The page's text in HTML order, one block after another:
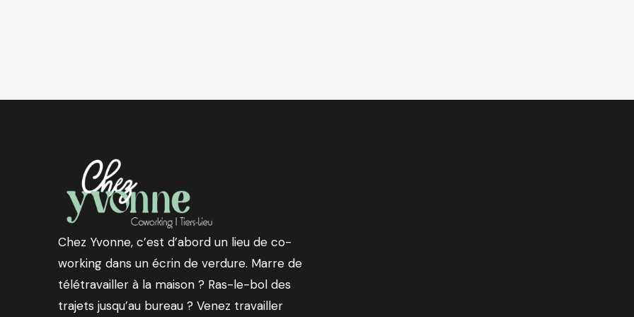
Chez Yvonne, c’est d’abord un lieu de co-
working dans un écrin de verdure. Marre de
télétravailler à la maison ? Ras-le-bol des
trajets jusqu’au bureau ? Venez travailler